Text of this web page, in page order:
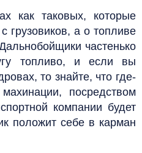
как таковых, которые
грузовиков, а о топливе
частенько
топливо, и если вы
то знайте, что где-
посредством
компании будет
положит себе в карман